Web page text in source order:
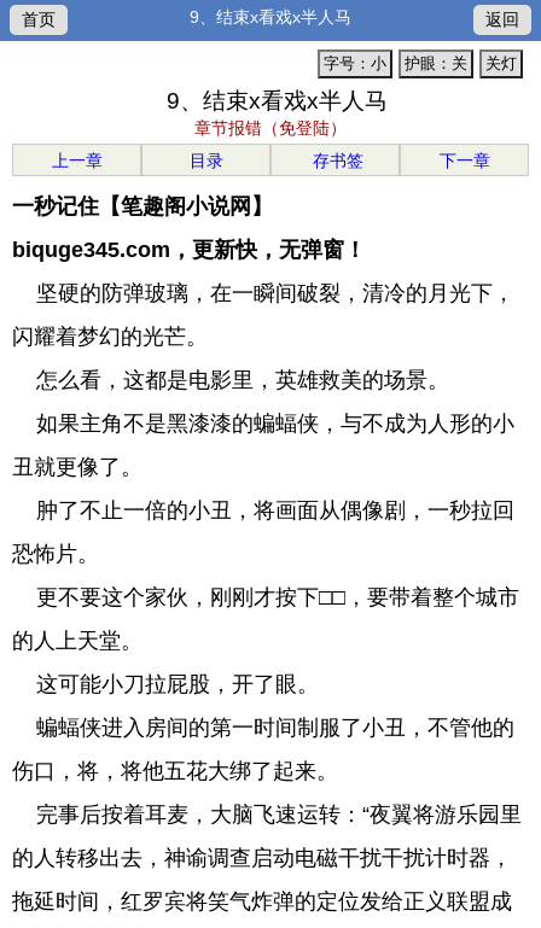
首页 9、结束x看戏x半人马 返回
关灯
护眼：关
字号：小
9、结束x看戏x半人马
章节报错（免登陆）
上一章
目录 存书签 下一章
一秒记住【笔趣阁小说网】
biquge345.com，更新快，无弹窗！
坚硬的防弹玻璃，在一瞬间破裂，清冷的月光下，
闪耀着梦幻的光芒。
怎么看，这都是电影里，英雄救美的场景。
如果主角不是黑漆漆的蝙蝠侠，与不成为人形的小
丑就更像了。
肿了不止一倍的小丑，将画面从偶像剧，一秒拉回
恐怖片。
更不要这个家伙，刚刚才按下□□，要带着整个城市
的人上天堂。
这可能小刀拉屁股，开了眼。
蝙蝠侠进入房间的第一时间制服了小丑，不管他的
伤口，将，将他五花大绑了起来。
完事后按着耳麦，大脑飞速运转：“夜翼将游乐园里
的人转移出去，神谕调查启动电磁干扰干扰计时器，
拖延时间，红罗宾将笑气炸弹的定位发给正义联盟成